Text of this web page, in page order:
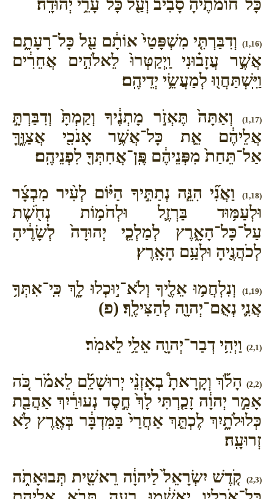
כָּל־חוֹמֹתֶ֙יהָ֙ סָבִ֔יב וְעַ֖ל כָּל־עָרֵ֥י יְהוּדָֽה׃
(1,16)
וְדִבַּרְתִּ֤י מִשְׁפָּטַי֙ אוֹתָ֔ם עַ֖ל כָּל־רָעָתָ֑ם
אֲשֶׁ֣ר עֲזָב֗וּנִי וַֽיְקַטְּרוּ֙ לֵאלֹהִ֣ים אֲחֵרִ֔ים
וַיִּֽשְׁתַּחֲו֖וּ לְמַעֲשֵׂ֥י יְדֵיהֶֽם׃
(1,17)
וְאַתָּה֙ תֶּאְזֹ֣ר מָתְנֶ֔יךָ וְקַמְתָּ֙ וְדִבַּרְתָּ֣
אֲלֵיהֶ֔ם אֵ֛ת כָּל־אֲשֶׁ֥ר אָנֹכִ֖י אֲצַוֶּ֑ךָּ
אַל־תֵּחַת֙ מִפְּנֵיהֶ֔ם פֶּֽן־אֲחִתְּךָ֖ לִפְנֵיהֶֽם׃
(1,18)
וַאֲנִ֞י הִנֵּ֧ה נְתַתִּ֣יךָ הַיּ֗וֹם לְעִ֨יר מִבְצָ֜ר
וּלְעַמּ֥וּד בַּרְזֶ֛ל וּלְחֹמ֥וֹת נְחֹ֖שֶׁת
עַל־כָּל־הָאָ֑רֶץ לְמַלְכֵ֤י יְהוּדָה֙ לְשָׂרֶ֔יהָ
לְכֹהֲנֶ֖יהָ וּלְעַ֥ם הָאָֽרֶץ׃
(1,19)
וְנִלְחֲמ֥וּ אֵלֶ֖יךָ וְלֹא־י֣וּכְלוּ לָ֑ךְ כִּֽי־אִתְּךָ֥
אֲנִ֛י נְאֻם־יְהוָ֖ה לְהַצִּילֶֽךָ׃ (פ)
(2,1) וַיְהִ֥י דְבַר־יְהוָ֖ה אֵלַ֥י לֵאמֹֽר׃
(2,2)
הָלֹ֡ךְ וְקָֽרָאתָ֩ בְאָזְנֵ֨י יְרוּשָׁלִַ֜ם לֵאמֹ֗ר כֹּ֚ה
אָמַ֣ר יְהוָ֔ה זָכַ֤רְתִּי לָךְ֙ חֶ֣סֶד נְעוּרַ֔יִךְ אַהֲבַ֖ת
כְּלוּלֹתָ֑יִךְ לֶכְתֵּ֤ךְ אַחֲרַי֙ בַּמִּדְבָּ֔ר בְּאֶ֖רֶץ לֹ֥א
זְרוּעָֽה׃
(2,3)
קֹ֤דֶשׁ יִשְׂרָאֵל֙ לַיהוָ֔ה רֵאשִׁ֖ית תְּבוּאָתֹ֑ה